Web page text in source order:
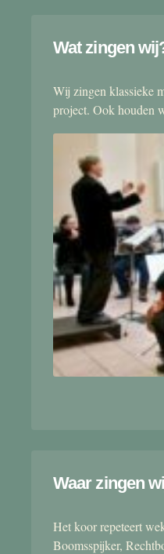
Wat zingen
Wij zingen klassieke
project. Ook houden
Waar zingen
Het koor repeteert
Boomsspijker,